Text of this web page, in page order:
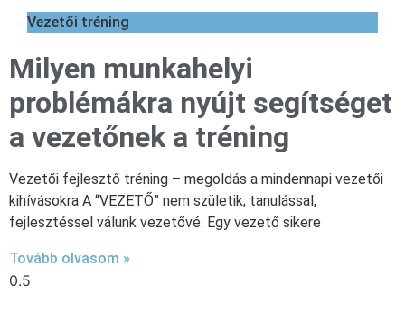
Vezetői tréning
Milyen munkahelyi
problémákra nyújt segítséget
a vezetőnek a tréning
Vezetői fejlesztő tréning – megoldás a mindennapi vezetői
kihívásokra A “VEZETŐ” nem születik; tanulással,
fejlesztéssel válunk vezetővé. Egy vezető sikere
Tovább olvasom »